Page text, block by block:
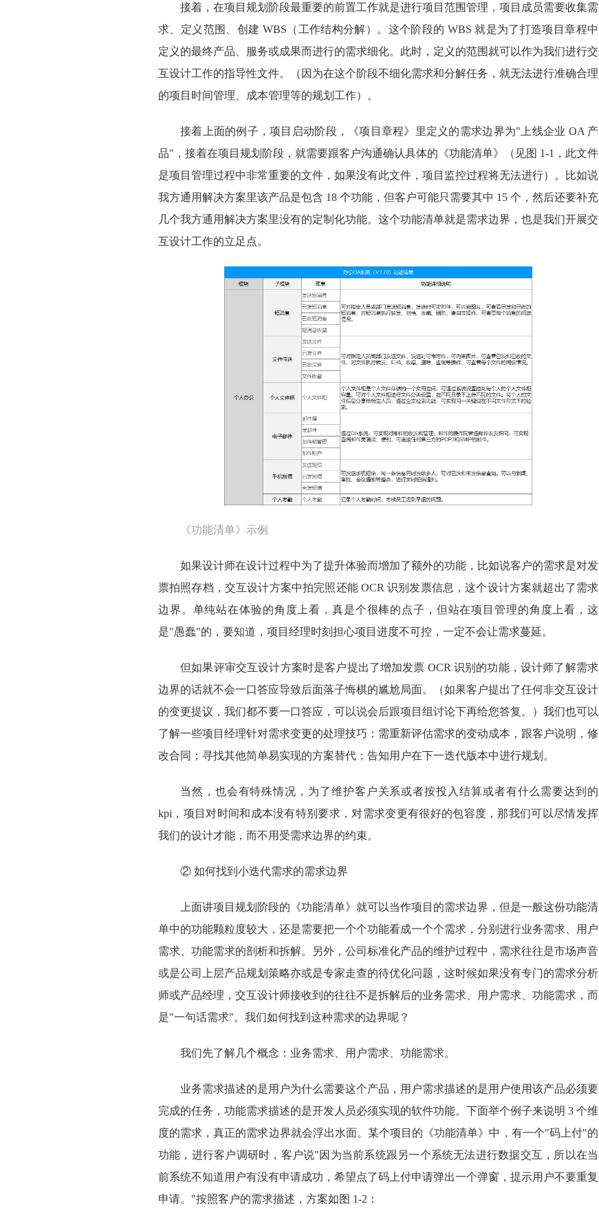
接着，在项目规划阶段最重要的前置工作就是进行项目范围管理，项目成员需要收集需
求、定义范围、创建 WBS（工作结构分解）。这个阶段的 WBS 就是为了打造项目章程中
定义的最终产品、服务或成果而进行的需求细化。此时，定义的范围就可以作为我们进行交
互设计工作的指导性文件。（因为在这个阶段不细化需求和分解任务，就无法进行准确合理
的项目时间管理、成本管理等的规划工作）。
接着上面的例子，项目启动阶段，《项目章程》里定义的需求边界为"上线企业 OA 产
品"，接着在项目规划阶段，就需要跟客户沟通确认具体的《功能清单》（见图 1-1，此文件
是项目管理过程中非常重要的文件，如果没有此文件，项目监控过程将无法进行）。比如说
我方通用解决方案里该产品是包含 18 个功能，但客户可能只需要其中 15 个，然后还要补充
几个我方通用解决方案里没有的定制化功能。这个功能清单就是需求边界，也是我们开展交
互设计工作的立足点。
《功能清单》示例
如果设计师在设计过程中为了提升体验而增加了额外的功能，比如说客户的需求是对发
票拍照存档，交互设计方案中拍完照还能 OCR 识别发票信息，这个设计方案就超出了需求
边界。单纯站在体验的角度上看，真是个很棒的点子，但站在项目管理的角度上看，这
是"愚蠢"的，要知道，项目经理时刻担心项目进度不可控，一定不会让需求蔓延。
但如果评审交互设计方案时是客户提出了增加发票 OCR 识别的功能，设计师了解需求
边界的话就不会一口答应导致后面落子悔棋的尴尬局面。（如果客户提出了任何非交互设计
的变更提议，我们都不要一口答应，可以说会后跟项目组讨论下再给您答复。）我们也可以
了解一些项目经理针对需求变更的处理技巧：需重新评估需求的变动成本，跟客户说明，修
改合同；寻找其他简单易实现的方案替代；告知用户在下一迭代版本中进行规划。
当然，也会有特殊情况，为了维护客户关系或者按投入结算或者有什么需要达到的
kpi，项目对时间和成本没有特别要求，对需求变更有很好的包容度，那我们可以尽情发挥
我们的设计才能，而不用受需求边界的约束。
② 如何找到小迭代需求的需求边界
上面讲项目规划阶段的《功能清单》就可以当作项目的需求边界，但是一般这份功能清
单中的功能颗粒度较大，还是需要把一个个功能看成一个个需求，分别进行业务需求、用户
需求、功能需求的剖析和拆解。另外，公司标准化产品的维护过程中，需求往往是市场声音
或是公司上层产品规划策略亦或是专家走查的待优化问题，这时候如果没有专门的需求分析
师或产品经理，交互设计师接收到的往往不是拆解后的业务需求、用户需求、功能需求，而
是"一句话需求"。我们如何找到这种需求的边界呢？
我们先了解几个概念：业务需求、用户需求、功能需求。
业务需求描述的是用户为什么需要这个产品，用户需求描述的是用户使用该产品必须要
完成的任务，功能需求描述的是开发人员必须实现的软件功能。下面举个例子来说明 3 个维
度的需求，真正的需求边界就会浮出水面。某个项目的《功能清单》中，有一个"码上付"的
功能，进行客户调研时，客户说"因为当前系统跟另一个系统无法进行数据交互，所以在当
前系统不知道用户有没有申请成功，希望点了码上付申请弹出一个弹窗，提示用户不要重复
申请。"按照客户的需求描述，方案如图 1-2：